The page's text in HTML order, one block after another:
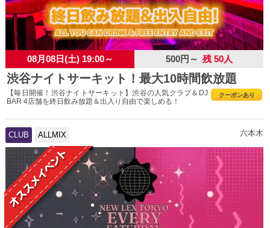
08月08日(土) 19:00～ 500円～ 残 50人
渋谷ナイトサーキット！最大10時間飲放題
クーポンあり
【毎日開催！渋谷ナイトサーキット】渋谷の人気クラブ＆DJ
BAR 4店舗を終日飲み放題＆出入り自由で楽しめる！
CLUB ALLMIX 六本木